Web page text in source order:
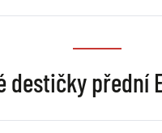
destičky přední